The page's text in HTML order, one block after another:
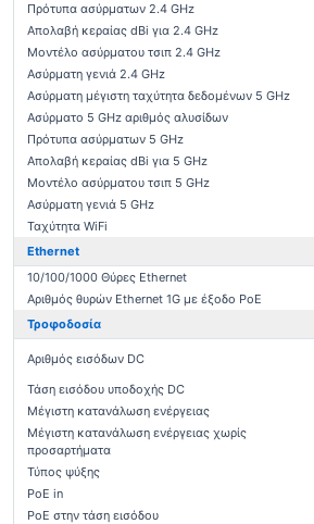
Πρότυπα ασύρματων 2.4 GHz
Απολαβή κεραίας dBi για 2.4 GHz
Μοντέλο ασύρματου τσιπ 2.4 GHz
Ασύρματη γενιά 2.4 GHz
Ασύρματη μέγιστη ταχύτητα δεδομένων 5 GHz
Ασύρματο 5 GHz αριθμός αλυσίδων
Πρότυπα ασύρματων 5 GHz
Απολαβή κεραίας dBi για 5 GHz
Μοντέλο ασύρματου τσιπ 5 GHz
Ασύρματη γενιά 5 GHz
Ταχύτητα WiFi
Ethernet
10/100/1000 Θύρες Ethernet
Αριθμός θυρών Ethernet 1G με έξοδο PoE
Τροφοδοσία
Αριθμός εισόδων DC
Τάση εισόδου υποδοχής DC
Μέγιστη κατανάλωση ενέργειας
Μέγιστη κατανάλωση ενέργειας χωρίς
προσαρτήματα
Τύπος ψύξης
PoE in
PoE στην τάση εισόδου